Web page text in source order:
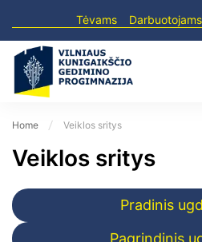
Tėvams Darbuotojams
Home Veiklos sritys
Veiklos sritys
Pradinis
Pagrindinis